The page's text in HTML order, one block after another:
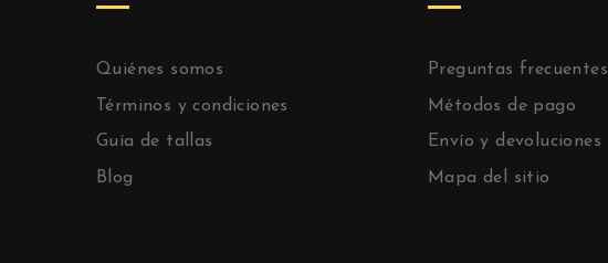
Quiénes somos
Términos y condiciones
Guía de tallas
Blog
Preguntas frecuentes
Métodos de pago
Envío y devoluciones
Mapa del sitio